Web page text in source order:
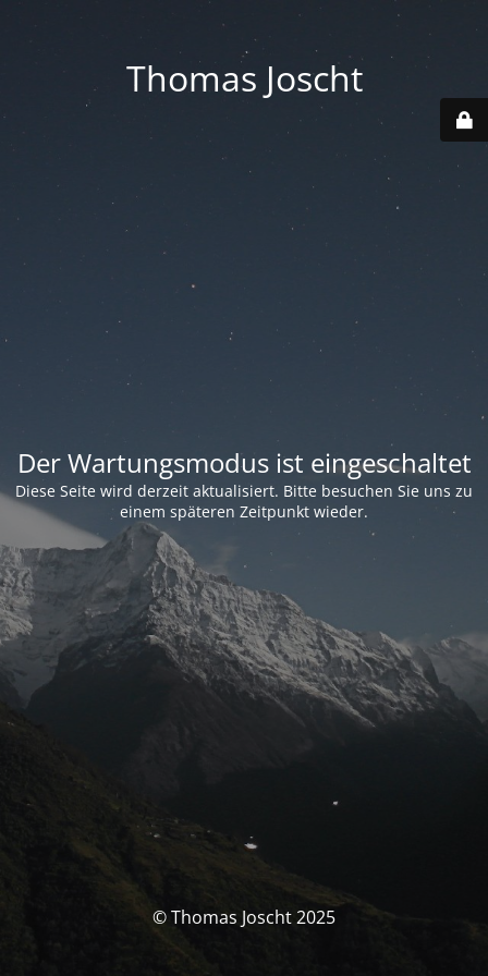
Thomas Joscht
Der Wartungsmodus ist eingeschaltet
Diese Seite wird derzeit aktualisiert. Bitte besuchen Sie uns zu
einem späteren Zeitpunkt wieder.
© Thomas Joscht 2025